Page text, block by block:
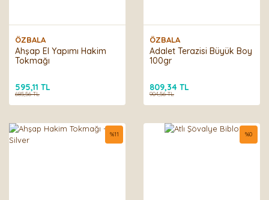
ÖZBALA
Ahşap El Yapımı Hakim
Tokmağı
595,11 TL
685,56 TL
ÖZBALA
Adalet Terazisi Büyük Boy
100gr
809,34 TL
904,56 TL
%11 %0